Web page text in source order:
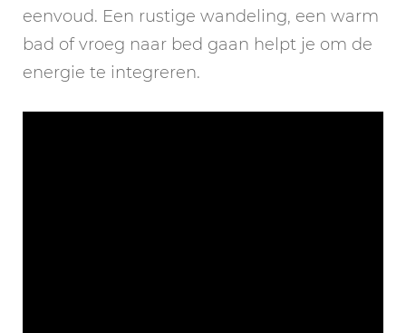
eenvoud. Een rustige wandeling, een warm
bad of vroeg naar bed gaan helpt je om de
energie te integreren.